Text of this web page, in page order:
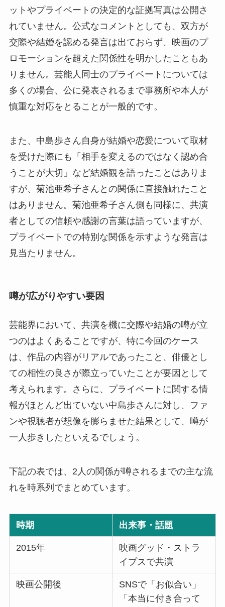
ットやプライベートの決定的な証拠写真は公開さ
れていません。公式なコメントとしても、双方が
交際や結婚を認める発言は出ておらず、映画のプ
ロモーションを超えた関係性を明かしたこともあ
りません。芸能人同士のプライベートについては
多くの場合、公に発表されるまで事務所や本人が
慎重な対応をとることが一般的です。
また、中島歩さん自身が結婚や恋愛について取材
を受けた際にも「相手を変えるのではなく認め合
うことが大切」など結婚観を語ったことはありま
すが、菊池亜希子さんとの関係に直接触れたこと
はありません。菊池亜希子さん側も同様に、共演
者としての信頼や感謝の言葉は語っていますが、
プライベートでの特別な関係を示すような発言は
見当たりません。
噂が広がりやすい要因
芸能界において、共演を機に交際や結婚の噂が立
つのはよくあることですが、特に今回のケース
は、作品の内容がリアルであったこと、俳優とし
ての相性の良さが際立っていたことが要因として
考えられます。さらに、プライベートに関する情
報がほとんど出ていない中島歩さんに対し、ファ
ンや視聴者が想像を膨らませた結果として、噂が
一人歩きしたといえるでしょう。
下記の表では、2人の関係が噂されるまでの主な流
れを時系列でまとめています。
時期 出来事・話題
2015年
映画グッド・ストラ
イプスで共演
映画公開後
SNSで「お似合い」
「本当に付き合って